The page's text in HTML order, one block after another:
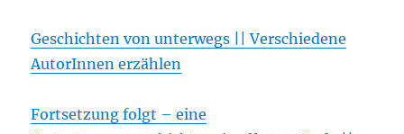
Geschichten von unterwegs || Verschiedene
AutorInnen erzählen
Fortsetzung folgt – eine